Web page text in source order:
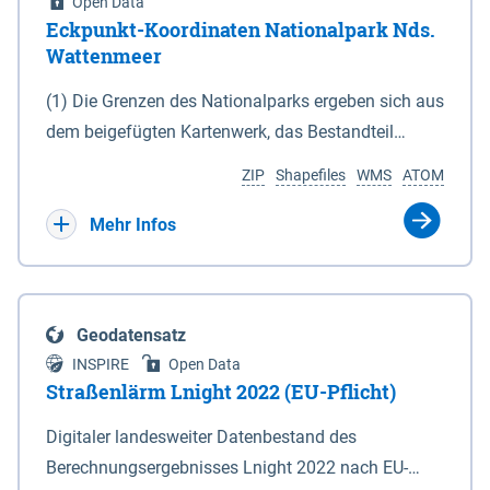
Eckpunkt-Koordinaten Nationalpark Nds.
Wattenmeer
(1) Die Grenzen des Nationalparks ergeben sich aus
dem beigefügten Kartenwerk, das Bestandteil
(DTK) im Maßstab 1 : 100 000 (Anlage 2), 2.
verkleinerte Amtliche Karte 1 : 5 000 (AK5) im
projizierte Koordinaten im Europäischen
Terrestrischen Referenzsystem 1989 (ETRS 89) mit
der Universalen Transversalen Mercator-Abbildung
bezogen auf die Zone 32 N (UTM 32N) dargestellt
(Anlage 4); Gleiches gilt für die geografischen
ATOM
WMS
Shapefiles
ZIP
Mehr Infos
Geodatensatz
INSPIRE Open Data
Straßenlärm Lnight 2022 (EU-Pflicht)
Digitaler landesweiter Datenbestand des
Berechnungsergebnisses Lnight 2022 nach EU-